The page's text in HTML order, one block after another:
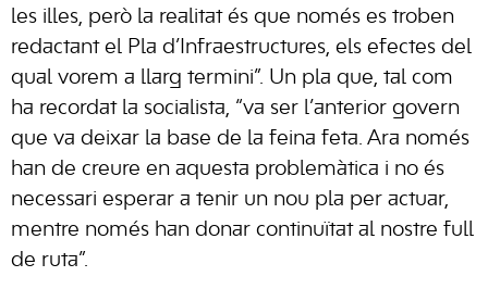
les illes, però la realitat és que només es troben
redactant el Pla d’Infraestructures, els efectes del
qual vorem a llarg termini”. Un pla que, tal com
ha recordat la socialista, “va ser l’anterior govern
que va deixar la base de la feina feta. Ara només
han de creure en aquesta problemàtica i no és
necessari esperar a tenir un nou pla per actuar,
mentre només han donar continuïtat al nostre full
de ruta”.